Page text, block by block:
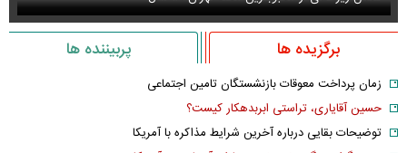
برگزیده ها پربیننده ها
زمان پرداخت معوقات بازنشستگان تامین اجتماعی
حسین آقایاری، تراستی ابربدهکار کیست؟
توضیحات بقایی درباره آخرین شرایط مذاکره با آمریکا